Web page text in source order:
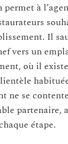
à
Il
vers un
où il
ne se
partenaire,
étape.